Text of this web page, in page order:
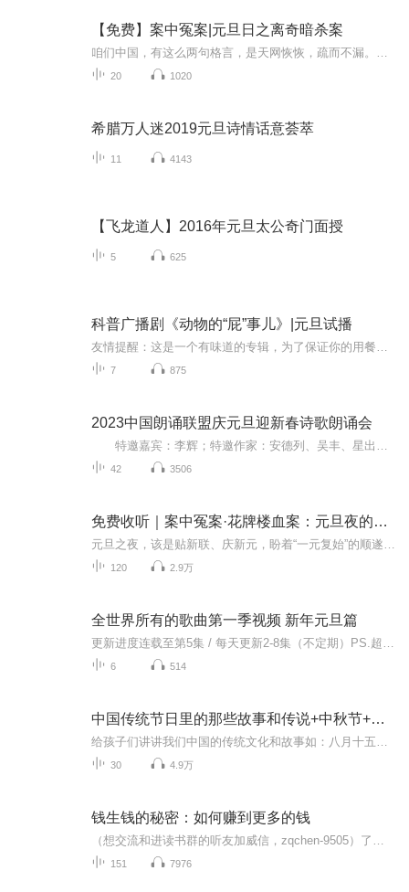
【免费】案中冤案|元旦日之离奇暗杀案
20 1020
希腊万人迷2019元旦诗情话意荟萃
11 4143
【飞龙道人】2016年元旦太公奇门面授
5 625
科普广播剧《动物的“屁”事儿》|元旦试播
7 875
2023中国朗诵联盟庆元旦迎新春诗歌朗诵会
42 3506
免费收听｜案中冤案·花牌楼血案：元旦夜的沉冤与昭雪
120 2.9万
全世界所有的歌曲第一季视频 新年元旦篇
6 514
中国传统节日里的那些故事和传说+中秋节+元旦春节等
30 4.9万
钱生钱的秘密：如何赚到更多的钱
151 7976